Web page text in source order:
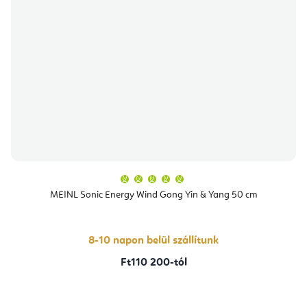
MEINL Sonic Energy Wind Gong Yin & Yang 50 cm
átlagos
értékelése
csillag.
8-10 napon belül szállítunk
Ft110 200-tól